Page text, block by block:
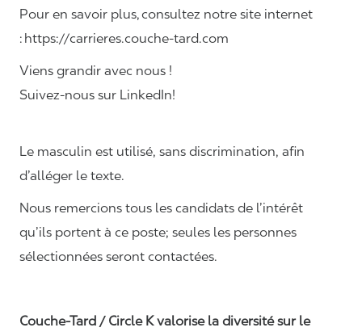
Pour en savoir plus, consultez notre site internet
: https://carrieres.couche-tard.com
Viens grandir avec nous !
Suivez-nous sur LinkedIn!
Le masculin est utilisé, sans discrimination, afin
d’alléger le texte.
Nous remercions tous les candidats de l’intérêt
qu’ils portent à ce poste; seules les personnes
sélectionnées seront contactées.
Couche-Tard / Circle K valorise la diversité sur le